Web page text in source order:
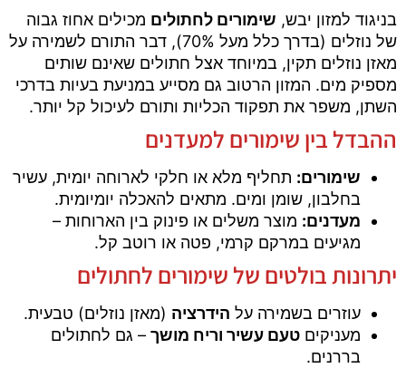
בניגוד למזון יבש, שימורים לחתולים מכילים אחוז גבוה
של נוזלים (בדרך כלל מעל 70%), דבר התורם לשמירה על
מאזן נוזלים תקין, במיוחד אצל חתולים שאינם שותים
מספיק מים. המזון הרטוב גם מסייע במניעת בעיות בדרכי
השתן, משפר את תפקוד הכליות ותורם לעיכול קל יותר.
ההבדל בין שימורים למעדנים
שימורים: תחליף מלא או חלקי לארוחה יומית, עשיר
בחלבון, שומן ומים. מתאים להאכלה יומיומית.
מעדנים: מוצר משלים או פינוק בין הארוחות –
מגיעים במרקם קרמי, פטה או רוטב קל.
יתרונות בולטים של שימורים לחתולים
עוזרים בשמירה על הידרציה (מאזן נוזלים) טבעית.
מעניקים טעם עשיר וריח מושך – גם לחתולים
בררנים.